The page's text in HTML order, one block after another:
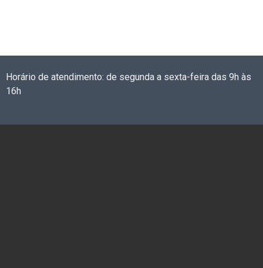
Horário de atendimento: de segunda a sexta-feira das 9h às
16h